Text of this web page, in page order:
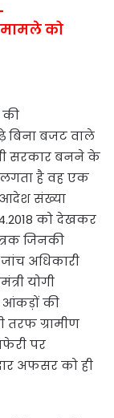
मामले को
की
बजट वाले
सरकार बनने के
लगता है वह एक
आदेश संख्या
को देखकर
जिनकी
अधिकारी
योगी
आंकड़ों की
तरफ ग्रामीण
पर
अफसर को ही